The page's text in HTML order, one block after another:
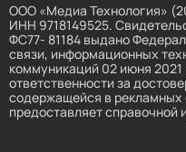
ООО «Медиа Технология»
ИНН 9718149525.
ФС77- 81184 выдано
связи, информационных
коммуникаций 02 июня 2021
ответственности за
содержащейся в рекламных
предоставляет справочной